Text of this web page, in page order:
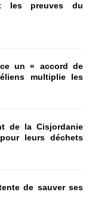
les preuves du
un « accord de
multiplie les
de la Cisjordanie
leurs déchets
de sauver ses